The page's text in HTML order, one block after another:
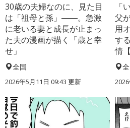
30歳の夫婦なのに、見た目
は「祖母と孫」――。急激
に老いる妻と成長が止まっ
た夫の漫画が描く「歳と幸
せ」
全国
2026年5月11日 09:43 更新
「
父
用
す
情